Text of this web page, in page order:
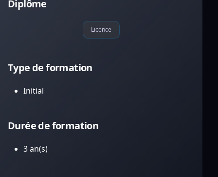
Diplôme
Licence
Type de formation
Initial
Durée de formation
3 an(s)